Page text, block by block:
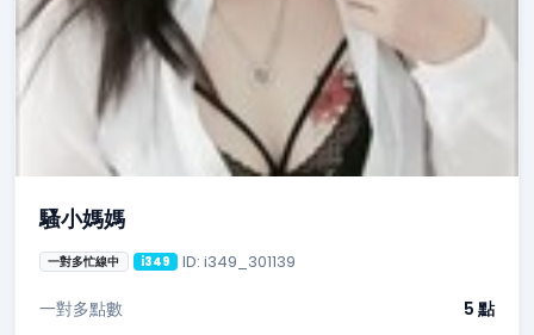
騷小媽媽
一對多忙線中 i349 ID: i349_301139
一對多點數 5 點